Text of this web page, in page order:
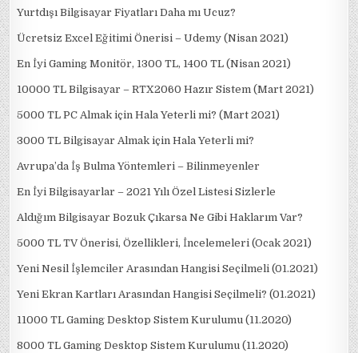
Yurtdışı Bilgisayar Fiyatları Daha mı Ucuz?
Ücretsiz Excel Eğitimi Önerisi – Udemy (Nisan 2021)
En İyi Gaming Monitör, 1300 TL, 1400 TL (Nisan 2021)
10000 TL Bilgisayar – RTX2060 Hazır Sistem (Mart 2021)
5000 TL PC Almak için Hala Yeterli mi? (Mart 2021)
3000 TL Bilgisayar Almak için Hala Yeterli mi?
Avrupa’da İş Bulma Yöntemleri – Bilinmeyenler
En İyi Bilgisayarlar – 2021 Yılı Özel Listesi Sizlerle
Aldığım Bilgisayar Bozuk Çıkarsa Ne Gibi Haklarım Var?
5000 TL TV Önerisi, Özellikleri, İncelemeleri (Ocak 2021)
Yeni Nesil İşlemciler Arasından Hangisi Seçilmeli (01.2021)
Yeni Ekran Kartları Arasından Hangisi Seçilmeli? (01.2021)
11000 TL Gaming Desktop Sistem Kurulumu (11.2020)
8000 TL Gaming Desktop Sistem Kurulumu (11.2020)